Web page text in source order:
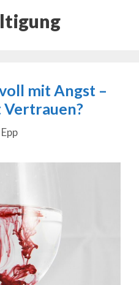
mit Angst –